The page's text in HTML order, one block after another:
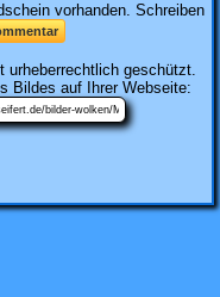
vorhanden. Schreiben
geschützt.
Bildes auf Ihrer Webseite: